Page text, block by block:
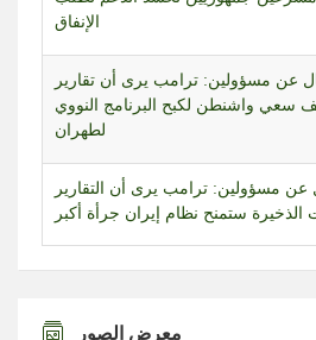
الإنفاق
عن مسؤولين: ترامب يرى أن تقارير
سعي واشنطن لكبح البرنامج النووي
لطهران
مسؤولين: ترامب يرى أن التقارير
الذخيرة ستمنح نظام إيران جرأة أكبر
عن مسؤولين: ترامب طلب تحقيقات
مع إيران
معرض الصور